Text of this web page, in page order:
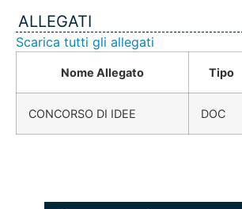
ALLEGATI
Scarica tutti gli allegati
Nome Allegato Tipo
CONCORSO DI IDEE DOC